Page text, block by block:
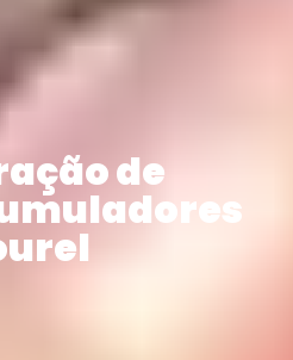
de